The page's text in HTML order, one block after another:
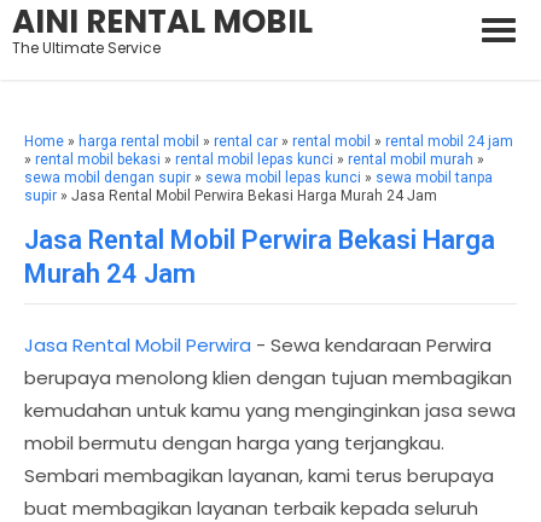
AINI RENTAL MOBIL
The Ultimate Service
Home » harga rental mobil » rental car » rental mobil » rental mobil 24 jam
» rental mobil bekasi » rental mobil lepas kunci » rental mobil murah »
sewa mobil dengan supir » sewa mobil lepas kunci » sewa mobil tanpa
supir » Jasa Rental Mobil Perwira Bekasi Harga Murah 24 Jam
Jasa Rental Mobil Perwira Bekasi Harga
Murah 24 Jam
Jasa Rental Mobil Perwira - Sewa kendaraan Perwira
berupaya menolong klien dengan tujuan membagikan
kemudahan untuk kamu yang menginginkan jasa sewa
mobil bermutu dengan harga yang terjangkau.
Sembari membagikan layanan, kami terus berupaya
buat membagikan layanan terbaik kepada seluruh